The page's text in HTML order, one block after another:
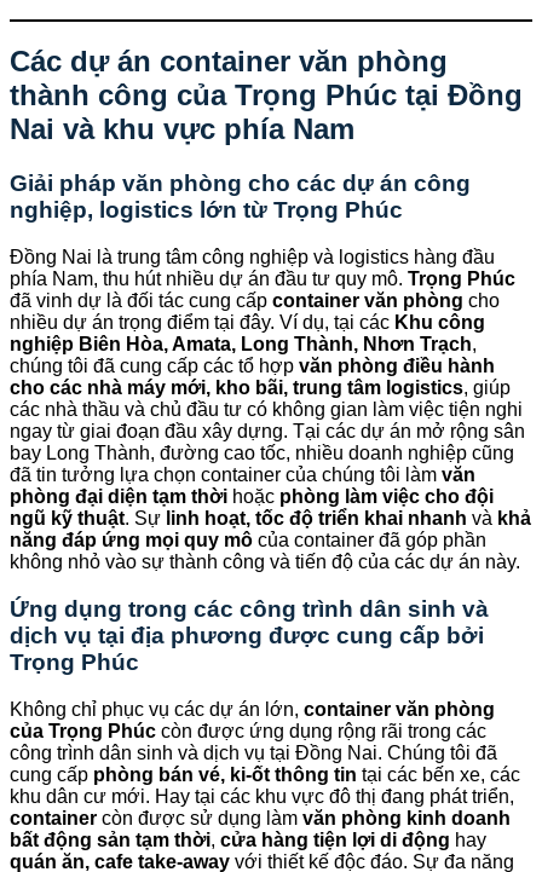
Các dự án container văn phòng
thành công của Trọng Phúc tại Đồng
Nai và khu vực phía Nam
Giải pháp văn phòng cho các dự án công
nghiệp, logistics lớn từ Trọng Phúc
Đồng Nai là trung tâm công nghiệp và logistics hàng đầu
phía Nam, thu hút nhiều dự án đầu tư quy mô. Trọng Phúc
đã vinh dự là đối tác cung cấp container văn phòng cho
nhiều dự án trọng điểm tại đây. Ví dụ, tại các Khu công
nghiệp Biên Hòa, Amata, Long Thành, Nhơn Trạch,
chúng tôi đã cung cấp các tổ hợp văn phòng điều hành
cho các nhà máy mới, kho bãi, trung tâm logistics, giúp
các nhà thầu và chủ đầu tư có không gian làm việc tiện nghi
ngay từ giai đoạn đầu xây dựng. Tại các dự án mở rộng sân
bay Long Thành, đường cao tốc, nhiều doanh nghiệp cũng
đã tin tưởng lựa chọn container của chúng tôi làm văn
phòng đại diện tạm thời hoặc phòng làm việc cho đội
ngũ kỹ thuật. Sự linh hoạt, tốc độ triển khai nhanh và khả
năng đáp ứng mọi quy mô của container đã góp phần
không nhỏ vào sự thành công và tiến độ của các dự án này.
Ứng dụng trong các công trình dân sinh và
dịch vụ tại địa phương được cung cấp bởi
Trọng Phúc
Không chỉ phục vụ các dự án lớn, container văn phòng
của Trọng Phúc còn được ứng dụng rộng rãi trong các
công trình dân sinh và dịch vụ tại Đồng Nai. Chúng tôi đã
cung cấp phòng bán vé, ki-ốt thông tin tại các bến xe, các
khu dân cư mới. Hay tại các khu vực đô thị đang phát triển,
container còn được sử dụng làm văn phòng kinh doanh
bất động sản tạm thời, cửa hàng tiện lợi di động hay
quán ăn, cafe take-away với thiết kế độc đáo. Sự đa năng